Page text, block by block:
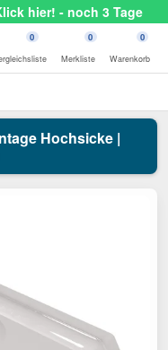
hier! - noch 3 Tage
0 0
Merkliste
0
Warenkorb
Hochsicke |